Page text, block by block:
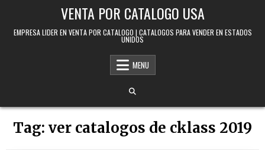
VENTA POR CATALOGO USA
EMPRESA LIDER EN VENTA POR CATALOGO | CATALOGOS PARA VENDER EN ESTADOS
UNIDOS
MENU
Tag: ver catalogos de cklass 2019